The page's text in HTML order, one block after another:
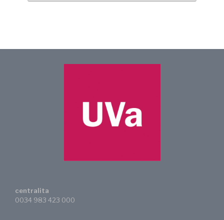
centralita
0034 983 423 000